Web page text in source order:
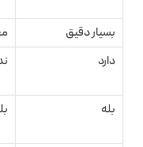
بسیار دقیق
دارد
بله